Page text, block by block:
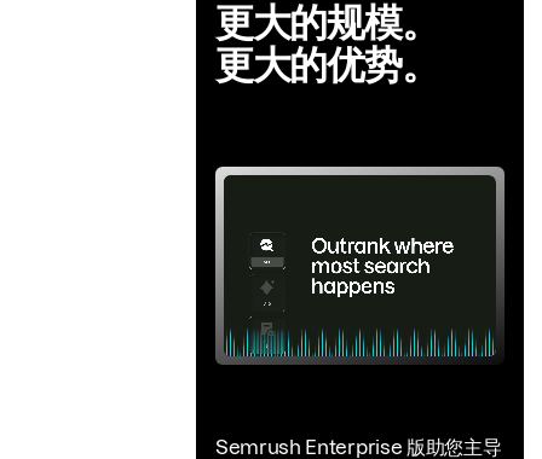
更大的规模。
更大的优势。
Semrush Enterprise 版助您主导